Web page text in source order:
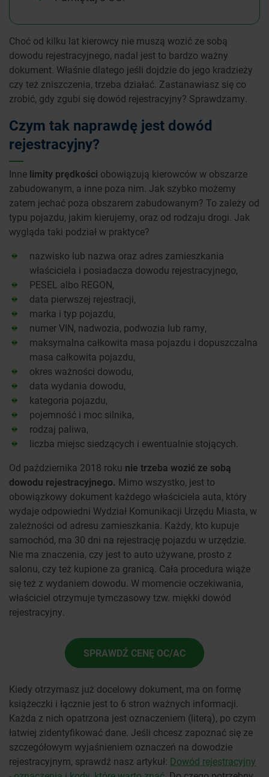
Choć od kilku lat kierowcy nie muszą wozić ze sobą
dowodu rejestracyjnego, nadal jest to bardzo ważny
dokument. Właśnie dlatego jeśli dojdzie do jego kradzieży
czy też zniszczenia, trzeba działać. Zastanawiasz się co
zrobić, gdy zgubi się dowód rejestracyjny? Sprawdzamy.
Czym tak naprawdę jest dowód
rejestracyjny?
Inne limity prędkości obowiązują kierowców w obszarze
zabudowanym, a inne poza nim. Jak szybko możemy
zatem jechać poza obszarem zabudowanym? To zależy od
typu pojazdu, jakim kierujemy, oraz od rodzaju drogi. Jak
wygląda taki podział w praktyce?
nazwisko lub nazwa oraz adres zamieszkania
właściciela i posiadacza dowodu rejestracyjnego,
PESEL albo REGON,
data pierwszej rejestracji,
marka i typ pojazdu,
numer VIN, nadwozia, podwozia lub ramy,
maksymalna całkowita masa pojazdu i dopuszczalna
masa całkowita pojazdu,
okres ważności dowodu,
data wydania dowodu,
kategoria pojazdu,
pojemność i moc silnika,
rodzaj paliwa,
liczba miejsc siedzących i ewentualnie stojących.
Od października 2018 roku nie trzeba wozić ze sobą
dowodu rejestracyjnego. Mimo wszystko, jest to
obowiązkowy dokument każdego właściciela auta, który
wydaje odpowiedni Wydział Komunikacji Urzędu Miasta, w
zależności od adresu zamieszkania. Każdy, kto kupuje
samochód, ma 30 dni na rejestrację pojazdu w urzędzie.
Nie ma znaczenia, czy jest to auto używane, prosto z
salonu, czy też kupione za granicą. Cała procedura wiąże
się też z wydaniem dowodu. W momencie oczekiwania,
właściciel otrzymuje tymczasowy tzw. miękki dowód
rejestracyjny.
SPRAWDŹ CENĘ OC/AC
Kiedy otrzymasz już docelowy dokument, ma on formę
książeczki i łącznie jest to 6 stron ważnych informacji.
Każda z nich opatrzona jest oznaczeniem (literą), po czym
łatwiej zidentyfikować dane. Jeśli chcesz zapoznać się ze
szczegółowym wyjaśnieniem oznaczeń na dowodzie
rejestracyjnym, sprawdź nasz artykuł: Dowód rejestracyjny